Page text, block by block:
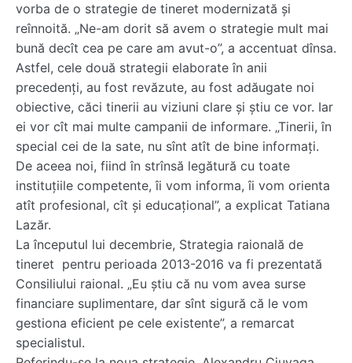
vorba de o strategie de tineret modernizată şi
reînnoită. „Ne-am dorit să avem o strategie mult mai
bună decît cea pe care am avut-o”, a accentuat dînsa.
Astfel, cele două strategii elaborate în anii
precedenţi, au fost revăzute, au fost adăugate noi
obiective, căci tinerii au viziuni clare şi ştiu ce vor. Iar
ei vor cît mai multe campanii de informare. „Tinerii, în
special cei de la sate, nu sînt atît de bine informaţi.
De aceea noi, fiind în strînsă legătură cu toate
instituţiile competente, îi vom informa, îi vom orienta
atît profesional, cît şi educaţional”, a explicat Tatiana
Lazăr.
La începutul lui decembrie, Strategia raională de
tineret pentru perioada 2013-2016 va fi prezentată
Consiliului raional. „Eu ştiu că nu vom avea surse
financiare suplimentare, dar sînt sigură că le vom
gestiona eficient pe cele existente”, a remarcat
specialistul.